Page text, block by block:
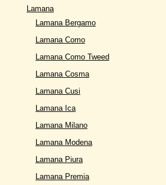
Lamana
Lamana Bergamo
Lamana Como
Lamana Como Tweed
Lamana Cosma
Lamana Cusi
Lamana Ica
Lamana Milano
Lamana Modena
Lamana Piura
Lamana Premia